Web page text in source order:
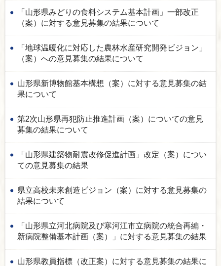
「山形県みどりの食料システム基本計画」一部改正
（案）に対する意見募集の結果について
「地球温暖化に対応した農林水産研究開発ビジョン」
（案）への意見募集の結果について
山形県新博物館基本構想（案）に対する意見募集の結
果について
第2次山形県再犯防止推進計画（案）についての意見
募集の結果について
「山形県建築物耐震改修促進計画」改定（案）につい
ての意見募集の結果
県立高校未来創造ビジョン（案）に対する意見募集の
結果について
「山形県立河北病院及び寒河江市立病院の統合再編・
新病院整備基本計画（案）」に対する意見募集の結果
山形県教員指標（改正案）に対する意見募集の結果に